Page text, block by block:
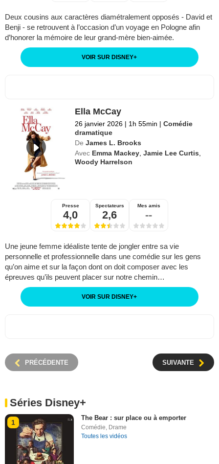
Deux cousins aux caractères diamétralement opposés - David et
Benji - se retrouvent à l’occasion d’un voyage en Pologne afin
d’honorer la mémoire de leur grand-mère bien-aimée.
VOIR SUR DISNEY+
Ella McCay
26 janvier 2026 | 1h 55min | Comédie
dramatique
De James L. Brooks
Avec Emma Mackey ,Jamie Lee Curtis
Woody Harrelson
Presse
4,0
Spectateurs
2,6
Mes amis
--
Une jeune femme idéaliste tente de jongler entre sa vie
personnelle et professionnelle dans une comédie sur les gens
qu’on aime et sur la façon dont on doit composer avec les
épreuves qu’ils peuvent placer sur notre chemin…
VOIR SUR DISNEY+
PRÉCÉDENTE SUIVANTE
Séries Disney+
1
The Bear : sur place ou à emporter
Comédie, Drame
Toutes les vidéos